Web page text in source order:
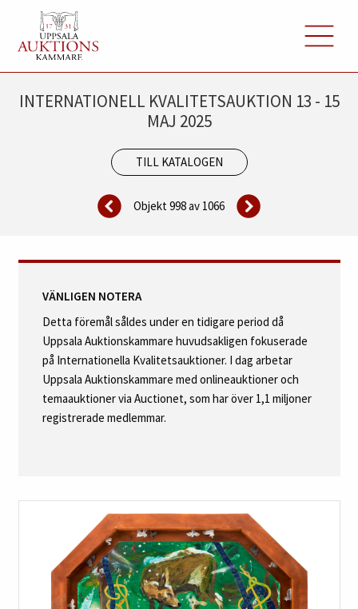
INTERNATIONELL KVALITETSAUKTION 13 - 15
MAJ 2025
TILL KATALOGEN
Objekt 998 av 1066
VÄNLIGEN NOTERA
Detta föremål såldes under en tidigare period då
Uppsala Auktionskammare huvudsakligen fokuserade
på Internationella Kvalitetsauktioner. I dag arbetar
Uppsala Auktionskammare med onlineauktioner och
temaauktioner via Auctionet, som har över 1,1 miljoner
registrerade medlemmar.